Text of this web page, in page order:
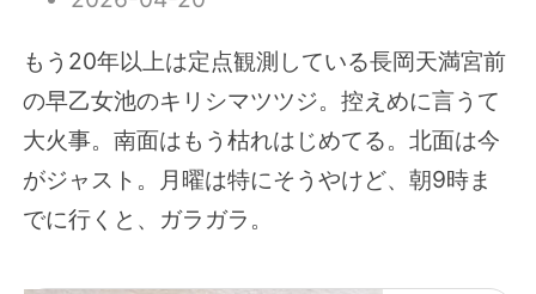
もう20年以上は定点観測している長岡天満宮前
の早乙女池のキリシマツツジ。控えめに言うて
大火事。南面はもう枯れはじめてる。北面は今
がジャスト。月曜は特にそうやけど、朝9時ま
でに行くと、ガラガラ。